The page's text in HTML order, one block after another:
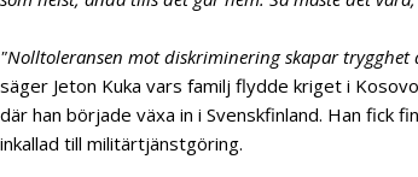
"Nolltoleransen mot diskriminering skapar
säger Jeton Kuka vars familj flydde kriget i
där han började växa in i Svenskfinland. Han fick
inkallad till militärtjänstgöring.